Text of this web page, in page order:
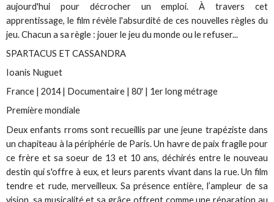
aujourd'hui pour décrocher un emploi. À travers cet
apprentissage, le film révèle l'absurdité de ces nouvelles règles du
jeu. Chacun a sa règle : jouer le jeu du monde ou le refuser...
SPARTACUS ET CASSANDRA
Ioanis Nuguet
France | 2014 | Documentaire | 80' | 1er long métrage
Première mondiale
Deux enfants rroms sont recueillis par une jeune trapéziste dans
un chapiteau à la périphérie de Paris. Un havre de paix fragile pour
ce frère et sa soeur de 13 et 10 ans, déchirés entre le nouveau
destin qui s'offre à eux, et leurs parents vivant dans la rue. Un film
tendre et rude, merveilleux. Sa présence entière, l’ampleur de sa
vision, sa musicalité et sa grâce offrent comme une réparation au